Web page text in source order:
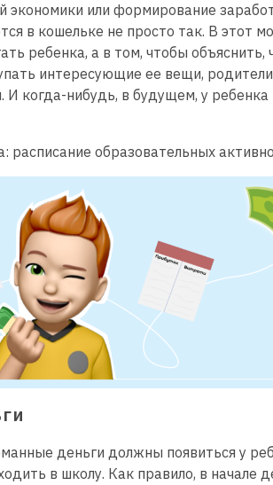
экономики или формирование
в кошельке не просто так. В этот
ребенка, а в том, чтобы объяснить,
интересующие ее вещи,
И когда-нибудь, в будущем, у
образовательных
деньги должны появиться у
в школу. Как правило, в начале